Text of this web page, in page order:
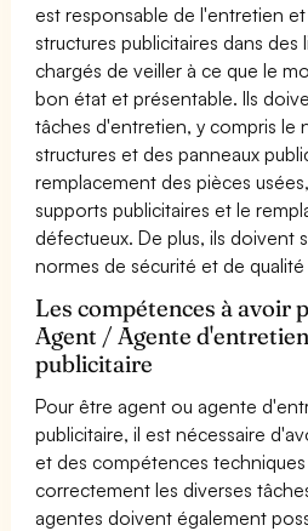
est responsable de l'entretien
structures publicitaires dans des
chargés de veiller à ce que le
bon état et présentable. Ils
tâches d'entretien, y compris le
structures et des panneaux
remplacement des pièces
supports publicitaires et le
défectueux. De plus, ils doivent
normes de sécurité et de
Les compétences à avoir
Agent / Agente
publicitaire
Pour être agent ou agente
publicitaire, il est nécessaire
et des compétences
correctement les diverses
agentes doivent également